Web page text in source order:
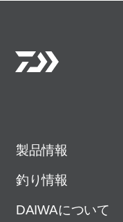
製品情報
釣り情報
DAIWAについて